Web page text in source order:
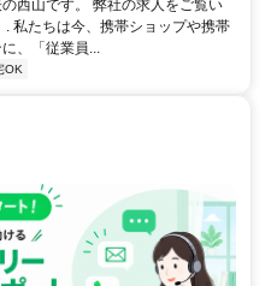
西山です。 弊社の求人をご覧い
私たちは今、携帯ショップや携帯
、「従業員...
OK